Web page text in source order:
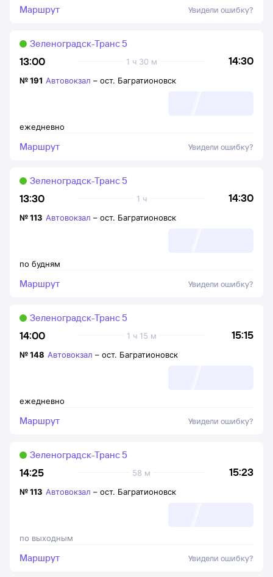
Маршрут Увидели ошибку?
13:00 14:30
1 ч 30 м
Зеленоградск-Транс 5
ежедневно
№191 Автовокзал – ост. Багратионовск
Маршрут Увидели ошибку?
13:30 14:30
1 ч
Зеленоградск-Транс 5
по будням
№113 Автовокзал – ост. Багратионовск
Маршрут Увидели ошибку?
14:00 15:15
1 ч 15 м
Зеленоградск-Транс 5
ежедневно
№148 Автовокзал – ост. Багратионовск
Маршрут Увидели ошибку?
14:25 15:23
58 м
Зеленоградск-Транс 5
по выходным
№113 Автовокзал – ост. Багратионовск
Маршрут Увидели ошибку?